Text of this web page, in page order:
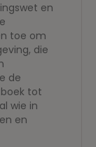
en
toe om
die
de
tot
wie in
en